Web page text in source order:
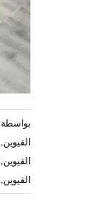
بواسطة
القيوين,
القيوين,
القيوين,